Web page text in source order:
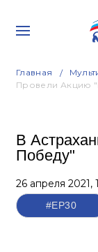
Главная
Провели Акцию
В
Победу"
26 апреля 2021,
#ЕР30